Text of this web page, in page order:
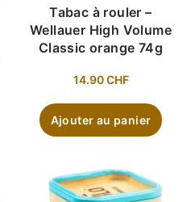
Tabac à rouler –
Wellauer High Volume
Classic orange 74g
14.90CHF
Ajouter au panier